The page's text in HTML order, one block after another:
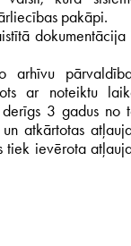
pakāpi.
dokumentācija
arhīvu
ar noteiktu
3 gadus no
atkārtotas
tiek ievērota